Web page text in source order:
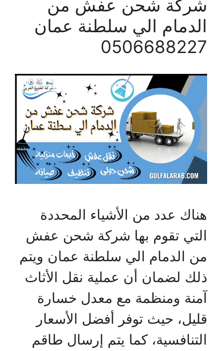
شركة شحن عفش من
الدمام الي سلطنة عمان
0506688227
هناك عدد من الأشياء المحددة
التي تقوم بها شركة شحن عفش
من الدمام الي سلطنة عمان ويتم
ذلك لضمان أن عملية نقل الأثاث
آمنة ومنظمة مع معدل خسارة
قليل، حيث توفر أفضل الأسعار
التنافسية، كما يتم إرسال طاقم